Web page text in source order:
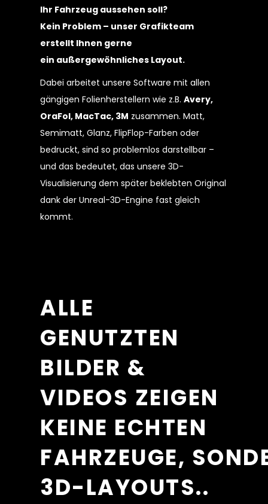
Ihr Fahrzeug aussehen soll?
Kein Problem – unser Grafikteam
erstellt Ihnen gerne
ein außergewöhnliches Layout.
Dabei arbeitet unsere Software mit allen
gängigen Folienherstellern wie z.B.Avery,
OraFol, MacTac, 3M zusammen. Matt,
Semimatt, Glanz, FlipFlop-Farben oder
bedruckt, sind so problemlos darstellbar –
und das bedeutet, das unsere 3D-
Visualisierung dem später beklebten Original
dank der Unreal-3D-Engine fast gleich
kommt.
ALLE
GENUTZTEN
BILDER &
VIDEOS ZEIGEN
KEINE ECHTEN
FAHRZEUGE,
3D-LAYOUTS..